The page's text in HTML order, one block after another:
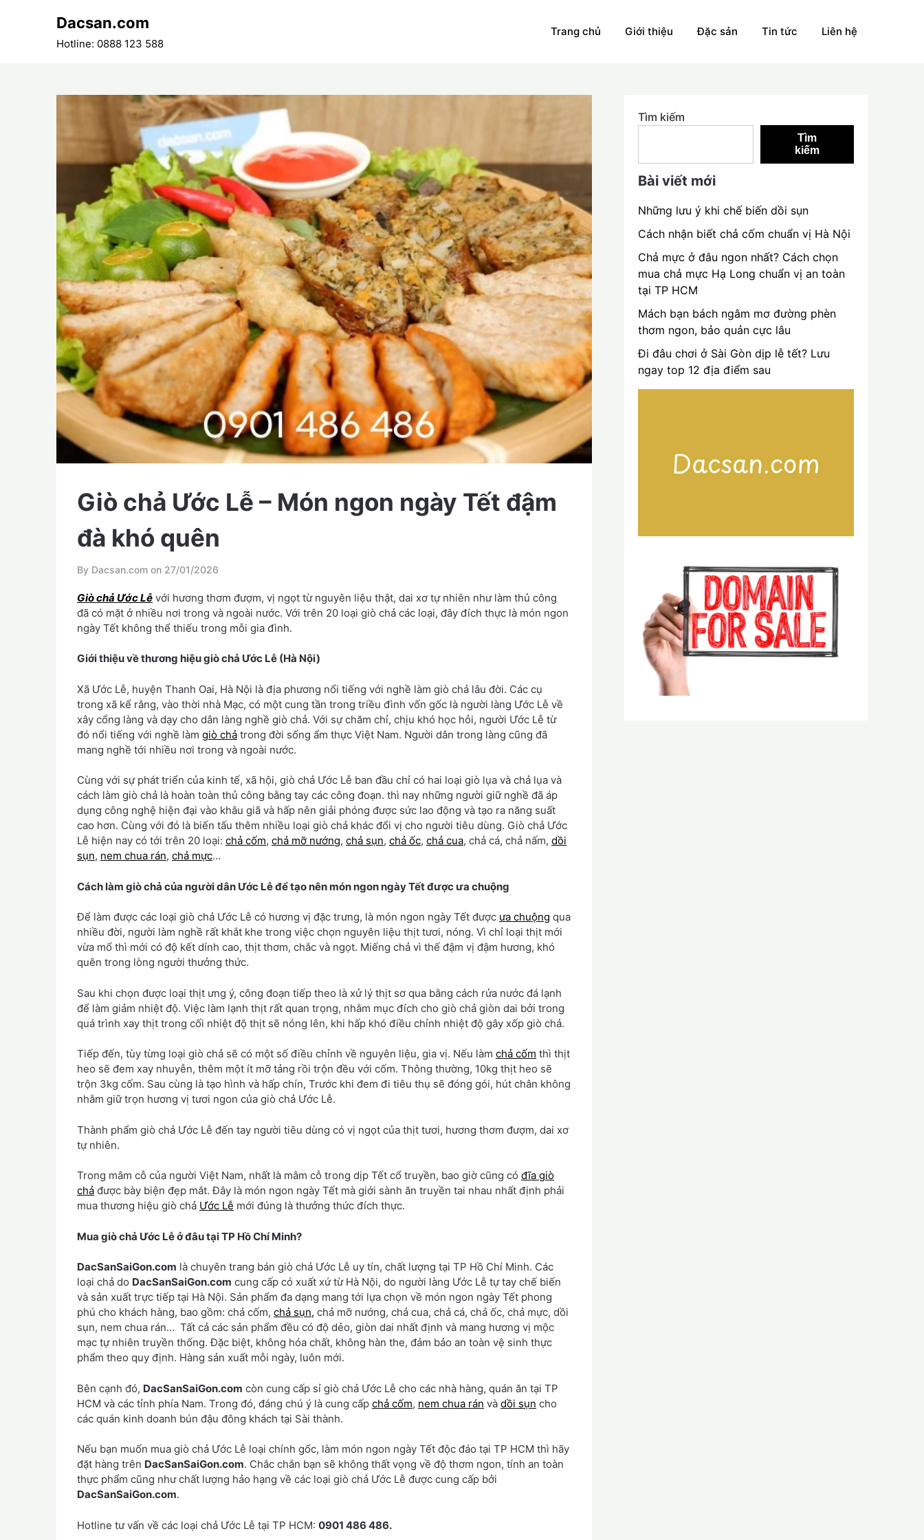
Dacsan.com
Hotline: 0888 123 588
Trang chủ Giới thiệu Đặc sản Tin tức Liên hệ
Giò chả Ước Lễ – Món ngon ngày Tết đậm
đà khó quên
By Dacsan.com on 27/01/2026
Giò chả Ước Lễ với hương thơm đượm, vị ngọt từ nguyên liệu thật, dai xơ tự nhiên như làm thủ công
đã có mặt ở nhiều nơi trong và ngoài nước. Với trên 20 loại giò chả các loại, đây đích thực là món ngon
ngày Tết không thể thiếu trong mỗi gia đình.
Giới thiệu về thương hiệu giò chả Ước Lễ (Hà Nội)
Xã Ước Lễ, huyện Thanh Oai, Hà Nội là địa phương nổi tiếng với nghề làm giò chả lâu đời. Các cụ
trong xã kể rằng, vào thời nhà Mạc, có một cung tần trong triều đình vốn gốc là người làng Ước Lễ về
xây cổng làng và dạy cho dân làng nghề giò chả. Với sự chăm chỉ, chịu khó học hỏi, người Ước Lễ từ
đó nổi tiếng với nghề làm giò chả trong đời sống ẩm thực Việt Nam. Người dân trong làng cũng đã
mang nghề tới nhiều nơi trong và ngoài nước.
Cùng với sự phát triển của kinh tế, xã hội, giò chả Ước Lễ ban đầu chỉ có hai loại giò lụa và chả lụa và
cách làm giò chả là hoàn toàn thủ công bằng tay các công đoạn. thì nay những người giữ nghề đã áp
dụng công nghệ hiện đại vào khâu giã và hấp nên giải phóng được sức lao động và tạo ra năng suất
cao hơn. Cùng với đó là biến tấu thêm nhiều loại giò chả khác đổi vị cho người tiêu dùng. Giò chả Ước
Lễ hiện nay có tới trên 20 loại: chả cốm, chả mỡ nướng, chả sụn, chả ốc, chả cua, chả cá, chả nấm, dồi
sụn, nem chua rán, chả mực…
Cách làm giò chả của người dân Ước Lễ để tạo nên món ngon ngày Tết được ưa chuộng
Để làm được các loại giò chả Ước Lễ có hương vị đặc trưng, là món ngon ngày Tết được ưa chuộng qua
nhiều đời, người làm nghề rất khắt khe trong việc chọn nguyên liệu thịt tươi, nóng. Vì chỉ loại thịt mới
vừa mổ thì mới có độ kết dính cao, thịt thơm, chắc và ngọt. Miếng chả vì thế đậm vị đậm hương, khó
quên trong lòng người thưởng thức.
Sau khi chọn được loại thịt ưng ý, công đoạn tiếp theo là xử lý thịt sơ qua bằng cách rửa nước đá lạnh
để làm giảm nhiệt độ. Việc làm lạnh thịt rất quan trọng, nhằm mục đích cho giò chả giòn dai bởi trong
quá trình xay thịt trong cối nhiệt độ thịt sẽ nóng lên, khi hấp khó điều chỉnh nhiệt độ gây xốp giò chả.
Tiếp đến, tùy từng loại giò chả sẽ có một số điều chỉnh về nguyên liệu, gia vị. Nếu làm chả cốm thì thịt
heo sẽ đem xay nhuyễn, thêm một ít mỡ tảng rồi trộn đều với cốm. Thông thường, 10kg thịt heo sẽ
trộn 3kg cốm. Sau cùng là tạo hình và hấp chín, Trước khi đem đi tiêu thụ sẽ đóng gói, hút chân không
nhằm giữ trọn hương vị tươi ngon của giò chả Ước Lễ.
Thành phẩm giò chả Ước Lễ đến tay người tiêu dùng có vị ngọt của thịt tươi, hương thơm đượm, dai xơ
tự nhiên.
Trong mâm cỗ của người Việt Nam, nhất là mâm cỗ trong dịp Tết cổ truyền, bao giờ cũng có đĩa giò
chả được bày biện đẹp mắt. Đây là món ngon ngày Tết mà giới sành ăn truyền tai nhau nhất định phải
mua thương hiệu giò chả Ước Lễ mới đúng là thưởng thức đích thực.
Mua giò chả Ước Lễ ở đâu tại TP Hồ Chí Minh?
DacSanSaiGon.com là chuyên trang bán giò chả Ước Lễ uy tín, chất lượng tại TP Hồ Chí Minh. Các
loại chả do DacSanSaiGon.com cung cấp có xuất xứ từ Hà Nội, do người làng Ước Lễ tự tay chế biến
và sản xuất trực tiếp tại Hà Nội. Sản phẩm đa dạng mang tới lựa chọn về món ngon ngày Tết phong
phú cho khách hàng, bao gồm: chả cốm, chả sụn, chả mỡ nướng, chả cua, chả cá, chả ốc, chả mực, dồi
sụn, nem chua rán… Tất cả các sản phẩm đều có độ dẻo, giòn dai nhất định và mang hương vị mộc
mạc tự nhiên truyền thống. Đặc biệt, không hóa chất, không hàn the, đảm bảo an toàn vệ sinh thực
phẩm theo quy định. Hàng sản xuất mỗi ngày, luôn mới.
Bên cạnh đó, DacSanSaiGon.com còn cung cấp sỉ giò chả Ước Lễ cho các nhà hàng, quán ăn tại TP
HCM và các tỉnh phía Nam. Trong đó, đáng chú ý là cung cấp chả cốm, nem chua rán và dồi sụn cho
các quán kinh doanh bún đậu đông khách tại Sài thành.
Nếu bạn muốn mua giò chả Ước Lễ loại chính gốc, làm món ngon ngày Tết độc đáo tại TP HCM thì hãy
đặt hàng trên DacSanSaiGon.com. Chắc chắn bạn sẽ không thất vọng về độ thơm ngon, tính an toàn
thực phẩm cũng như chất lượng hảo hạng về các loại giò chả Ước Lễ được cung cấp bởi
DacSanSaiGon.com.
Hotline tư vấn về các loại chả Ước Lễ tại TP HCM: 0901 486 486.
Tìm kiếm
Tìm
kiếm
Bài viết mới
Những lưu ý khi chế biến dồi sụn
Cách nhận biết chả cốm chuẩn vị Hà Nội
Chả mực ở đâu ngon nhất? Cách chọn
mua chả mực Hạ Long chuẩn vị an toàn
tại TP HCM
Mách bạn bách ngâm mơ đường phèn
thơm ngon, bảo quản cực lâu
Đi đâu chơi ở Sài Gòn dịp lễ tết? Lưu
ngay top 12 địa điểm sau